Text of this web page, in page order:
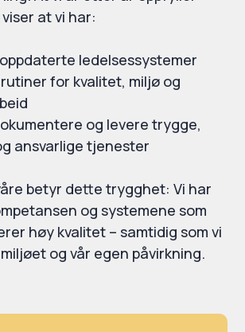
at vi har:
ledelsessystemer
for kvalitet, miljø og
og levere trygge,
ansvarlige tjenester
betyr dette trygghet: Vi har
og systemene som
høy kvalitet – samtidig som vi
og vår egen påvirkning.